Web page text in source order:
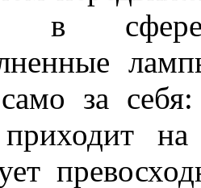
в
за
приходит